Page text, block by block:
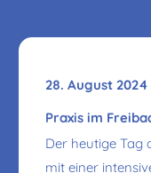
28. August 2024
Praxis im
Der heutige Tag
mit einer